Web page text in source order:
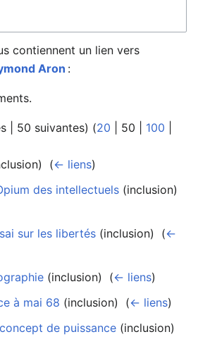
contiennent un lien vers
Aron :
50 suivantes) (20 50 100
(← liens)
des intellectuels (inclusion) ‎
sur les libertés (inclusion) ‎ (←
(inclusion) ‎ (← liens)
à mai 68 (inclusion) ‎ (← liens)
de puissance (inclusion) ‎